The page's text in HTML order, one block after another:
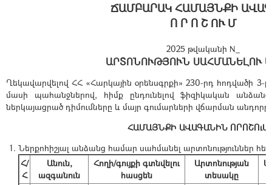
ՃԱՄԲԱՐԱԿ ՀԱՄԱՅՆՔԻ
Ո Ր Ո Շ ՈՒ Մ
2025 թվականի N_
ԱՐՏՈՆՈՒԹՅՈՒՆ ՍԱՀՄԱՆԵԼՈՒ
Ղեկավարվելով ՀՀ «Հարկային օրենսգրքի» 230-րդ հոդվածի 3-
մասի պահանջներով, հիմք ընդունելով ֆիզիկական
ներկայացրած դիմումները և մայր գումարների վճարման
ՀԱՄԱՅՆՔԻ ԱՎԱԳԱՆԻՆ ՈՐՈՇՈւՄ
Ներքոհիշյալ անձանց համար սահմանել արտոնություններ
Հ/
Հ
Անուն,
ազգանուն
Հողի/գույքի գտնվելու
հասցեն
Արտոնության
տեսակը